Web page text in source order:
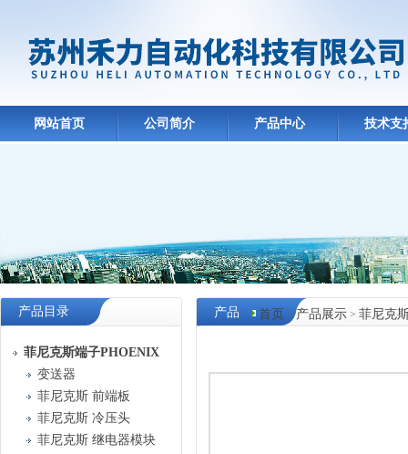
网站首页 公司简介 产品中心 技术支
产品目录
菲尼克斯端子PHOENIX
变送器
菲尼克斯 前端板
菲尼克斯 冷压头
菲尼克斯 继电器模块
首页 >产品展示 > 菲尼克
产品